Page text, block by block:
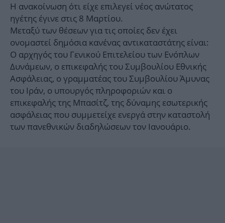
Η ανακοίνωση ότι είχε επιλεγεί νέος ανώτατος
ηγέτης έγινε στις 8 Μαρτίου.
Μεταξύ των θέσεων για τις οποίες δεν έχει
ονομαστεί δημόσια κανένας αντικαταστάτης είναι:
Ο αρχηγός του Γενικού Επιτελείου των Ενόπλων
Δυνάμεων, ο επικεφαλής του Συμβουλίου Εθνικής
Ασφάλειας, ο γραμματέας του Συμβουλίου Άμυνας
του Ιράν, ο υπουργός πληροφοριών και ο
επικεφαλής της Μπασίτζ, της δύναμης εσωτερικής
ασφάλειας που συμμετείχε ενεργά στην καταστολή
των πανεθνικών διαδηλώσεων τον Ιανουάριο.